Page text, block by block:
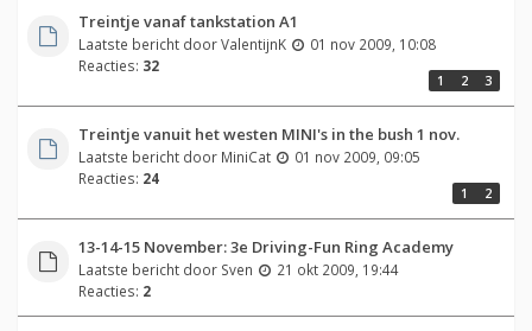
Treintje vanaf tankstation A1
Laatste bericht doorValentijnK
01 nov 2009, 10:08
Reacties: 32
1 2 3
Treintje vanuit het westen MINI's in the bush 1 nov.
Laatste bericht door MiniCat
01 nov 2009, 09:05
Reacties: 24
1 2
13-14-15 November: 3e Driving-Fun Ring Academy
Laatste bericht door Sven
21 okt 2009, 19:44
Reacties: 2